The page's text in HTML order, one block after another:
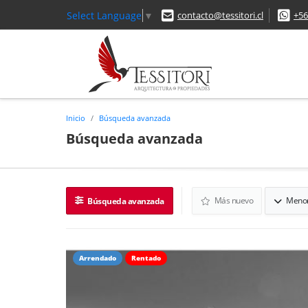
Select Language ▼ contacto@tessitori.cl
Inicio Búsqueda avanzada
Búsqueda avanzada
Búsqueda avanzada Más nuevo
Arrendado Rentado